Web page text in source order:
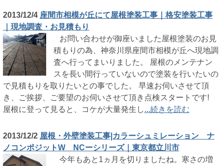
2013/12/4 座間市相模が丘にて屋根塗装工事｜格安塗装工事
｜現地調査・お見積もり
お問い合わせが御座いました屋根塗装のお見
積もりの為、神奈川県座間市相模が丘へ現地調
査へ行ってまいりました。 屋根のメンテナン
スを長い間行っていないので塗装を行いたいの
で見積もりを取りたいとの事でした。 早速お伺いさせて頂
き、ご挨拶、ご要望のお伺いさせて頂き点検スタートです!
屋根に登って見ると、コケが大量発生し...続きを読む
2013/12/2 屋根・外壁塗装工事|カラーシュミレーション ナ
ノコンポジットW NCーシリーズ｜東京都立川市
今年もあと1ヵ月を切りましたね。寒さの増